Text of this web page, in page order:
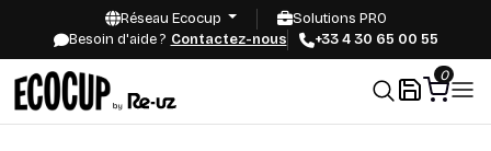
Réseau Ecocup
Solutions PRO
Besoin d'aide ? Contactez-nous +33 4 30 65 00 55
0